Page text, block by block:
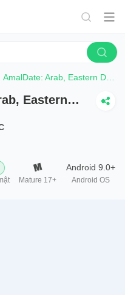
AmalDate: Arab, Eastern Dating
Eastern
Mature 17+
Android 9.0+
Android OS